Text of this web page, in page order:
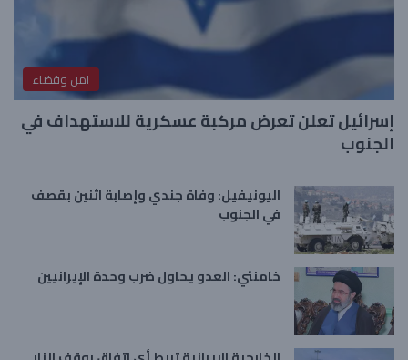
امن وقضاء
إسرائيل تعلن تعرض مركبة عسكرية للاستهداف في
الجنوب
اليونيفيل: وفاة جندي وإصابة اثنين بقصف
في الجنوب
خامنئي: العدو يحاول ضرب وحدة الإيرانيين